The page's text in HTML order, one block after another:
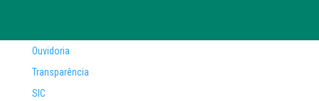
Ouvidoria
Transparência
SIC